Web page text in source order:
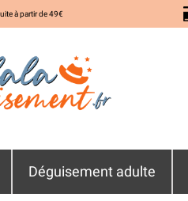
à partir de 49€
Déguisement adulte